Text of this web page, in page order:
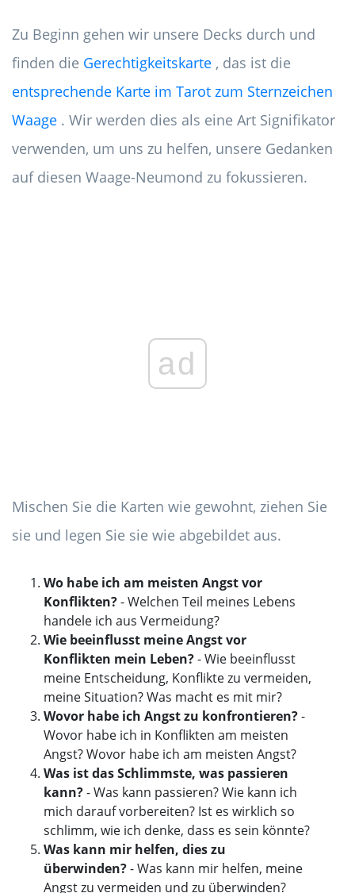
Zu Beginn gehen wir unsere Decks durch und
finden die Gerechtigkeitskarte , das ist die
entsprechende Karte im Tarot zum Sternzeichen
Waage . Wir werden dies als eine Art Signifikator
verwenden, um uns zu helfen, unsere Gedanken
auf diesen Waage-Neumond zu fokussieren.
ad
Mischen Sie die Karten wie gewohnt, ziehen Sie
sie und legen Sie sie wie abgebildet aus.
Wo habe ich am meisten Angst vor
Konflikten?- Welchen Teil meines Lebens
handele ich aus Vermeidung?
Wie beeinflusst meine Angst vor
Konflikten mein Leben?- Wie beeinflusst
meine Entscheidung, Konflikte zu vermeiden,
meine Situation? Was macht es mit mir?
Wovor habe ich Angst zu konfrontieren?-
Wovor habe ich in Konflikten am meisten
Angst? Wovor habe ich am meisten Angst?
Was ist das Schlimmste, was passieren
kann?- Was kann passieren? Wie kann ich
mich darauf vorbereiten? Ist es wirklich so
schlimm, wie ich denke, dass es sein könnte?
Was kann mir helfen, dies zu
überwinden?- Was kann mir helfen, meine
Angst zu vermeiden und zu überwinden?